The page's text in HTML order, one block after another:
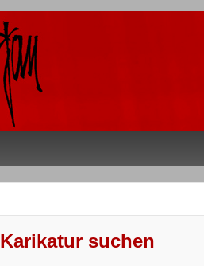
Karikatur suchen